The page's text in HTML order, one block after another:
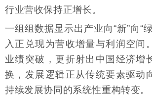
行业营收保持正增长。
一组组数据显示出产业向“新”向“
入正兑现为营收增量与利润空间
业绩突破，更折射出中国经济增
换，发展逻辑正从传统要素驱动
持续发展协同的系统性重构转变。